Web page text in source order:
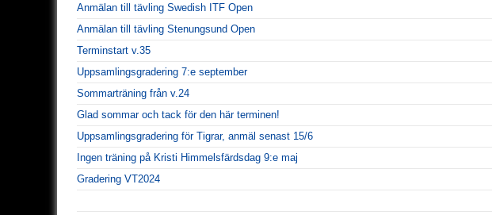
Anmälan till tävling Swedish ITF Open
Anmälan till tävling Stenungsund Open
Terminstart v.35
Uppsamlingsgradering 7:e september
Sommarträning från v.24
Glad sommar och tack för den här terminen!
Uppsamlingsgradering för Tigrar, anmäl senast 15/6
Ingen träning på Kristi Himmelsfärdsdag 9:e maj
Gradering VT2024